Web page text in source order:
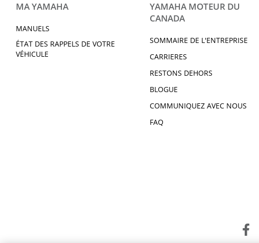
MA YAMAHA
MANUELS
ÉTAT DES RAPPELS DE VOTRE
VÉHICULE
YAMAHA MOTEUR DU
CANADA
SOMMAIRE DE L'ENTREPRISE
CARRIERES
RESTONS DEHORS
BLOGUE
COMMUNIQUEZ AVEC NOUS
FAQ